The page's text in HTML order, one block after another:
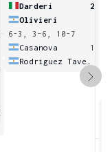
Darderi
2
Olivieri
6-3, 3-6, 10-7
Casanova
1